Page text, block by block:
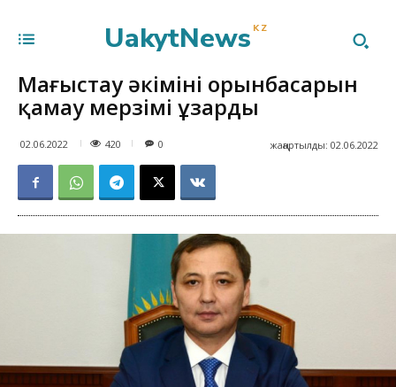
UakytNews KZ
Маңғыстау әкімінің орынбасарын
қамау мерзімі ұзарды
02.06.2022 420 жаңартылды: 02.06.2022
0